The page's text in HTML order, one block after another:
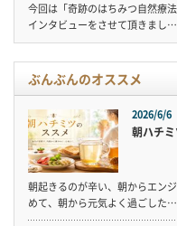
今回は「奇跡のはちみつ自然療
インタビューをさせて頂きまし…
ぶんぶんのオススメ
2026/6/6
朝ハチ
朝起きるのが辛い、朝からエン
めて、朝から元気よく過ごした…